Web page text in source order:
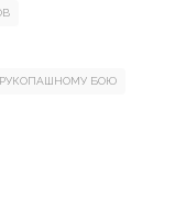
БОЮ